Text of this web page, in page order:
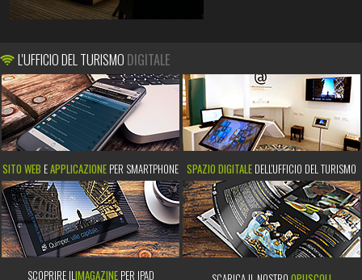
L'UFFICIO DEL TURISMO DIGITALE
SITO WEB EAPPLICAZIONE PER SMARTPHONE SPAZIO DIGITALE DELL'UFFICIO DEL TURISMO
SCOPRIRE ILIMAGAZINEPER IPAD